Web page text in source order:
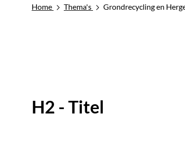
Home Thema's Grondrecycling en
H2 - Titel